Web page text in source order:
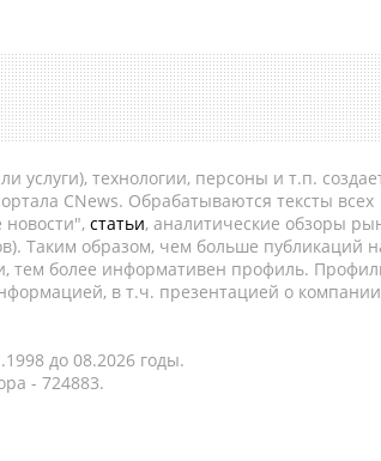
технологии, персоны и т.п.
CNews. Обрабатываются тексты всех
статьи, аналитические обзоры
Таким образом, чем больше публикаций
тем более информативен профиль.
в т.ч. презентацией о
до 08.2026 годы.
- 724883.